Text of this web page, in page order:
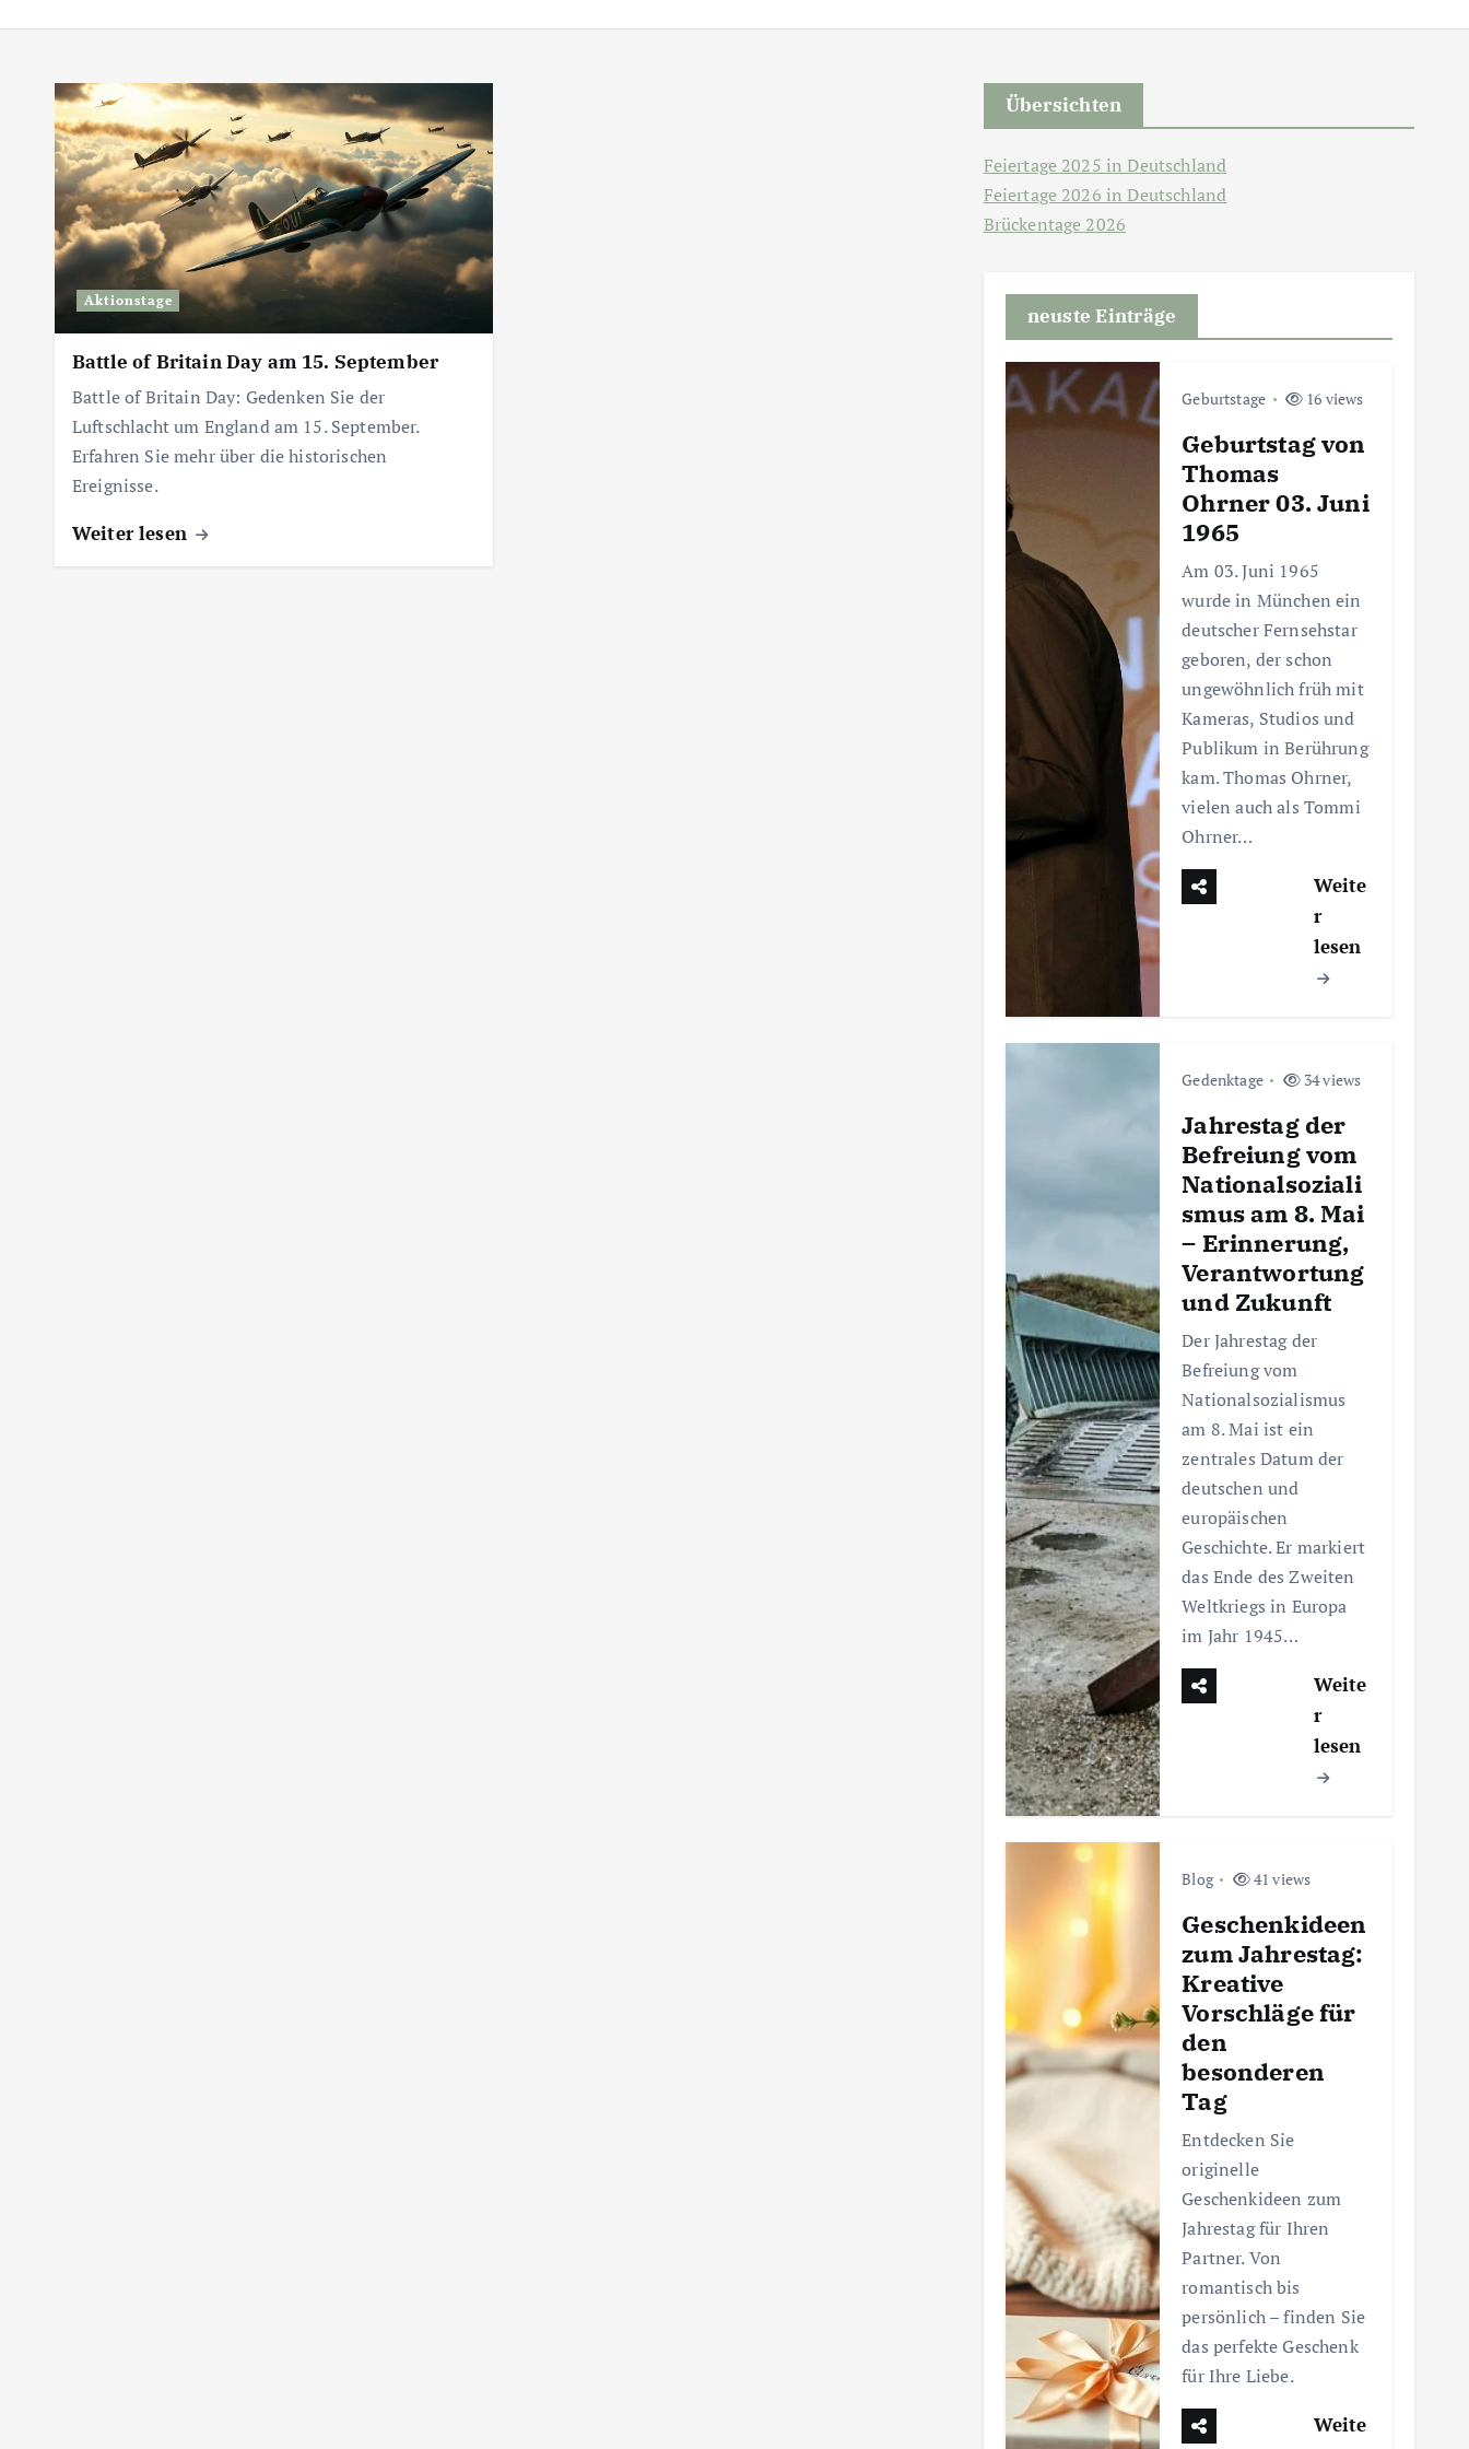
Aktionstage
Battle of Britain Day am 15. September
Battle of Britain Day: Gedenken Sie der
Luftschlacht um England am 15. September.
Erfahren Sie mehr über die historischen
Ereignisse.
Weiter lesen
Übersichten
Feiertage 2025 in Deutschland
Feiertage 2026 in Deutschland
Brückentage 2026
neuste Einträge
Geburtstage 16 views
Geburtstag von
Thomas
Ohrner 03. Juni
1965
Am 03. Juni 1965
wurde in München ein
deutscher Fernsehstar
geboren, der schon
ungewöhnlich früh mit
Kameras, Studios und
Publikum in Berührung
kam. Thomas Ohrner,
vielen auch als Tommi
Ohrner…
Weite
r
lesen
Gedenktage 34 views
Jahrestag der
Befreiung vom
Nationalsoziali
smus am 8. Mai
– Erinnerung,
Verantwortung
und Zukunft
Der Jahrestag der
Befreiung vom
Nationalsozialismus
am 8. Mai ist ein
zentrales Datum der
deutschen und
europäischen
Geschichte. Er markiert
das Ende des Zweiten
Weltkriegs in Europa
im Jahr 1945…
Weite
r
lesen
Blog 41 views
Geschenkideen
zum Jahrestag:
Kreative
Vorschläge für
den
besonderen
Tag
Entdecken Sie
originelle
Geschenkideen zum
Jahrestag für Ihren
Partner. Von
romantisch bis
persönlich – finden Sie
das perfekte Geschenk
für Ihre Liebe.
Weite